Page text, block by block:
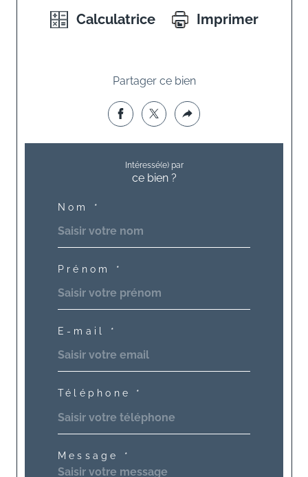
Calculatrice Imprimer
Partager ce bien
Intéressé(e) par
ce bien ?
Nom *
Prénom *
E-mail *
Téléphone *
Message *